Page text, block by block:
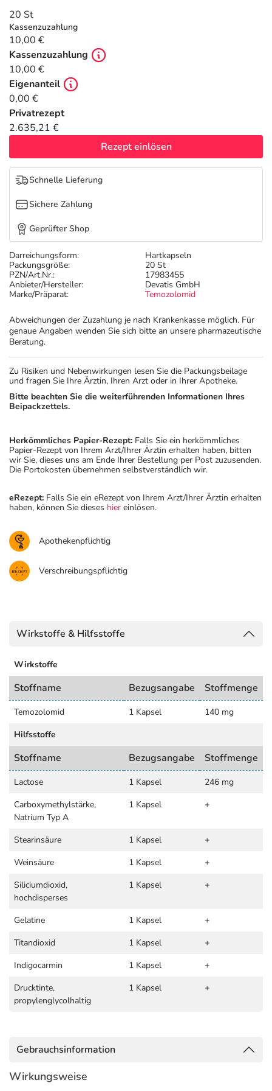
Tierapotheke
Vitamine & Mineralstoffe
Marken
Salus Deals
Darreichungsform:
Hartkapseln
Packungsgröße:
20 St
PZN/Art.Nr.:
17983455
Anbieter/Hersteller:
Devatis GmbH
Marke/Präparat:
Temozolomid
Abweichungen der Zuzahlung je nach Krankenkasse möglich. Für
genaue Angaben wenden Sie sich bitte an unsere pharmazeutische
Beratung.
20 St
Kassenzuzahlung
10,00 €
Kassenzuzahlung
10,00 €
Eigenanteil
0,00 €
Privatrezept
2.635,21 €
Rezept einlösen
Schnelle Lieferung
Sichere Zahlung
Geprüfter Shop
Zu Risiken und Nebenwirkungen lesen Sie die Packungsbeilage
und fragen Sie Ihre Ärztin, Ihren Arzt oder in Ihrer Apotheke.
Bitte beachten Sie die weiterführenden Informationen Ihres
Beipackzettels.
Herkömmliches Papier-Rezept: Falls Sie ein herkömmliches
Papier-Rezept von Ihrem Arzt/Ihrer Ärztin erhalten haben, bitten
wir Sie, dieses uns am Ende Ihrer Bestellung per Post zuzusenden.
Die Portokosten übernehmen selbstverständlich wir.
eRezept: Falls Sie ein eRezept von Ihrem Arzt/Ihrer Ärztin erhalten
haben, können Sie dieses hier einlösen.
Apothekenpflichtig
Verschreibungspflichtig
Wirkstoffe & Hilfsstoffe
Wirkstoffe
Stoffname Bezugsangabe Stoffmenge
Temozolomid 1 Kapsel
140 mg
Hilfsstoffe
Stoffname Bezugsangabe Stoffmenge
Lactose 1 Kapsel
246 mg
Carboxymethylstärke,
Natrium Typ A
1 Kapsel +
Stearinsäure 1 Kapsel
+
Weinsäure
1 Kapsel
+
Siliciumdioxid,
hochdisperses
1 Kapsel +
Gelatine 1 Kapsel
+
Titandioxid
1 Kapsel
+
Indigocarmin
1 Kapsel
+
Drucktinte,
propylenglycolhaltig
1 Kapsel +
Gebrauchsinformation
Wirkungsweise